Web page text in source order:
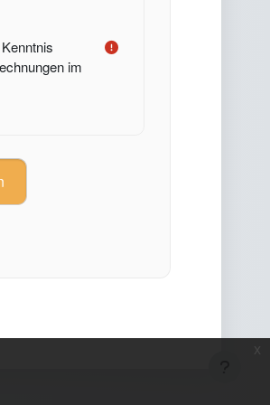
x
im